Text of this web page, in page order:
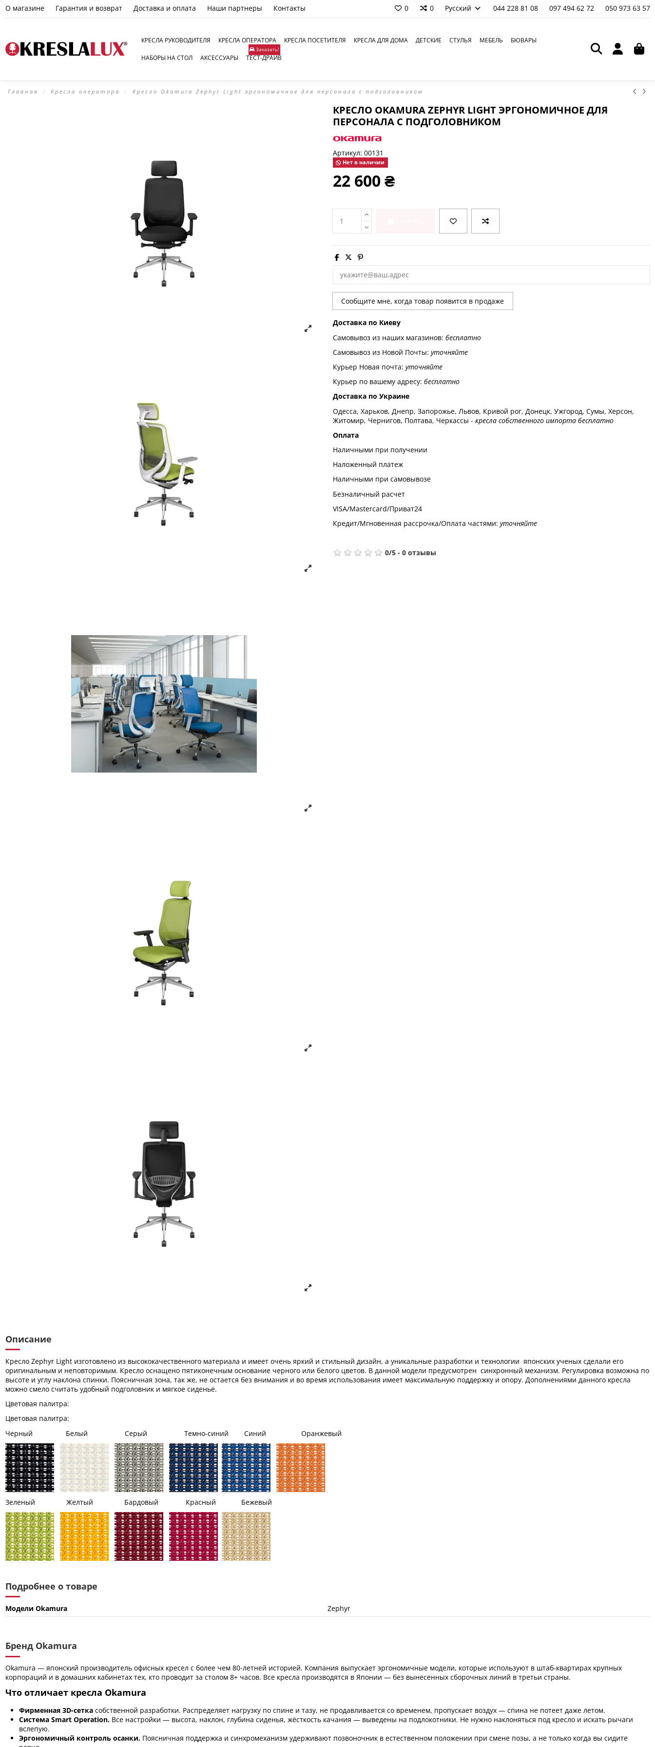
О магазине Гарантия и возврат Доставка и оплата Наши партнеры Контакты 0 0 Русский 044 228 81 08 097 494 62 72 050 973 63 57
КРЕСЛА РУКОВОДИТЕЛЯ КРЕСЛА ОПЕРАТОРА КРЕСЛА ПОСЕТИТЕЛЯ КРЕСЛА ДЛЯ ДОМА ДЕТСКИЕ СТУЛЬЯ МЕБЕЛЬ БЮВАРЫ
НАБОРЫ НА СТОЛ АКСЕССУАРЫ ТЕСТ-ДРАЙВ
Заказать!
Главная Кресла оператора Кресло Okamura Zephyr Light эргономичное для персонала c подголовником
КРЕСЛО OKAMURA ZEPHYR LIGHT ЭРГОНОМИЧНОЕ ДЛЯ
ПЕРСОНАЛА C ПОДГОЛОВНИКОМ
Артикул: 00131
Нет в наличии
22 600 ₴
Доставка по Киеву
Самовывоз из наших магазинов: бесплатно
Самовывоз из Новой Почты: уточняйте
Курьер Новая почта: уточняйте
Курьер по вашему адресу: бесплатно
Доставка по Украине
Одесса, Харьков, Днепр, Запорожье, Львов, Кривой рог, Донецк, Ужгород, Сумы, Херсон,
Житомир, Чернигов, Полтава, Черкассы - кресла собственного импорта бесплатно
Оплата
Наличными при получении
Наложенный платеж
Наличными при самовывозе
Безналичный расчет
VISA/Mastercard/Приват24
Кредит/Мгновенная рассрочка/Оплата частями: уточняйте
0/5- 0 отзывы
Описание
Кресло Zephyr Light изготовлено из высококачественного материала и имеет очень яркий и стильный дизайн, а уникальные разработки и технологии японских ученых сделали его
оригинальным и неповторимым. Кресло оснащено пятиконечным основание черного или белого цветов. В данной модели предусмотрен синхронный механизм. Регулировка возможна по
высоте и углу наклона спинки. Поясничная зона, так же, не остается без внимания и во время использования имеет максимальную поддержку и опору. Дополнениями данного кресла
можно смело считать удобный подголовник и мягкое сиденье.
Цветовая палитра:
Цветовая палитра:
Черный Белый Серый Темно-синий Синий Оранжевый
Зеленый Желтый Бардовый Красный Бежевый
Подробнее о товаре
Модели Okamura Zephyr
Бренд Okamura
Okamura — японский производитель офисных кресел с более чем 80-летней историей. Компания выпускает эргономичные модели, которые используют в штаб-квартирах крупных
корпораций и в домашних кабинетах тех, кто проводит за столом 8+ часов. Все кресла производятся в Японии — без вынесенных сборочных линий в третьи страны.
Что отличает кресла Okamura
Фирменная 3D-сеткасобственной разработки. Распределяет нагрузку по спине и тазу, не продавливается со временем, пропускает воздух — спина не потеет даже летом.
Система Smart Operation.Все настройки — высота, наклон, глубина сиденья, жёсткость качания — выведены на подлокотники. Не нужно наклоняться под кресло и искать рычаги
вслепую.
Эргономичный контроль осанки.Поясничная поддержка и синхромеханизм удерживают позвоночник в естественном положении при смене позы, а не только когда вы сидите